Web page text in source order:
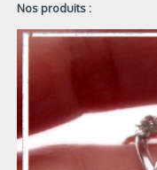
Nos produits :